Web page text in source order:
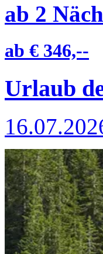
ab 2
ab € 346,--
Urlaub